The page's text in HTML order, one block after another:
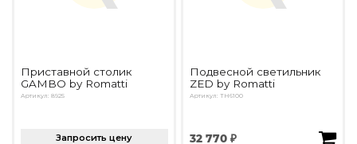
Приставной столик
GAMBO by Romatti
Артикул: 8925
Запросить цену
Подвесной светильник
ZED by Romatti
Артикул: TH6100
32 770 ₽